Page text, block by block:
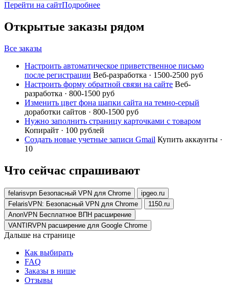
Перейти на сайтПодробнее
Открытые заказы рядом
Все заказы
Настроить автоматическое приветственное письмо
после регистрации Веб-разработка · 1500-2500 руб
Настроить форму обратной связи на сайте Веб-
разработка · 800-1500 руб
Изменить цвет фона шапки сайта на темно-серый
доработки сайтов · 800-1500 руб
Нужно заполнить страницу карточками с товаром
Копирайт · 100 рублей
Создать новые учетные записи Gmail Купить аккаунты ·
10
Что сейчас спрашивают
felarisvpn Безопасный VPN для Chrome
ipgeo.ru
FelarisVPN: Безопасный VPN для Chrome
1150.ru
AnonVPN Бесплатное ВПН расширение
VANTIRVPN расширение для Google Chrome
Дальше на странице
Как выбирать
FAQ
Заказы в нише
Отзывы